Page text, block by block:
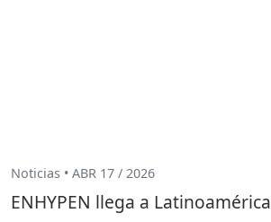
Noticias • ABR 17 / 2026
ENHYPEN llega a Latinoamérica